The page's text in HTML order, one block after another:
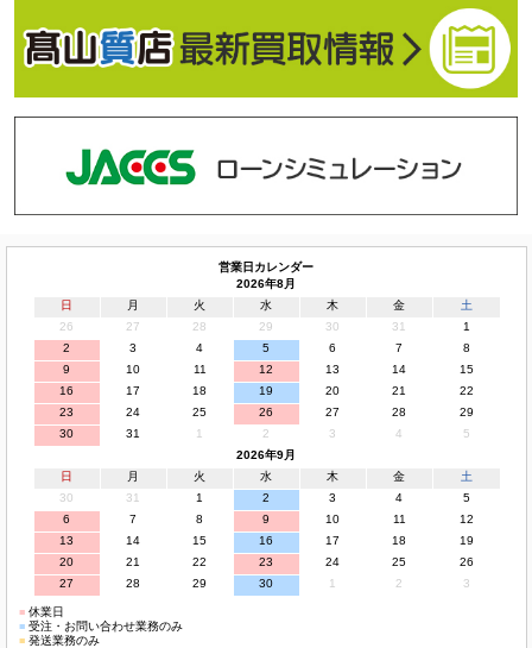
営業日カレンダー
2026年8月
日
月 火 水 木 金
土
26
27 28 29 30 31
1
2
3 4 5 6 7
8
9
10 11 12 13 14
15
16
17 18 19 20 21
22
23
24 25 26 27 28
29
30
31 1 2 3 4
5
2026年9月
日
月 火 水 木 金
土
30
31 1 2 3 4
5
6
7 8 9 10 11
12
13
14 15 16 17 18
19
20
21 22 23 24 25
26
27
28 29 30 1 2 3
■休業日
■受注・お問い合わせ業務のみ
■発送業務のみ